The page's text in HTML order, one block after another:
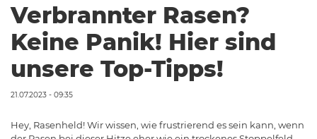
Verbrannter Rasen?
Keine Panik! Hier sind
unsere Top-Tipps!
21.07.2023 - 09:35
Hey, Rasenheld! Wir wissen, wie frustrierend es sein kann, wenn